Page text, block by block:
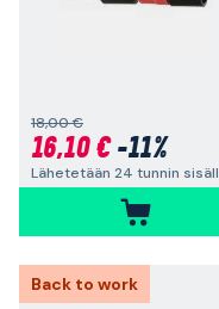
18,00 €
16,10 €-11%
Lähetetään 24 tunnin
Back to work